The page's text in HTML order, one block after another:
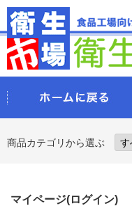
商品カテゴリから選ぶ
マイページ(ログイン)